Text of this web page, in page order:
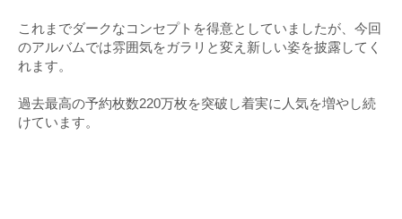
これまでダークなコンセプトを得意としていましたが、今回
のアルバムでは雰囲気をガラリと変え新しい姿を披露してく
れます。
過去最高の予約枚数220万枚を突破し着実に人気を増やし続
けています。